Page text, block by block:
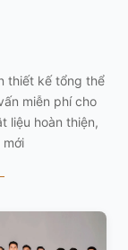
thiết kế tổng thể
miễn phí cho
liệu hoàn thiện,